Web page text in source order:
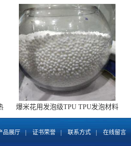
爆米花用发泡级TPU TPU发泡材料
运动鞋底TPU
品展厅 | 证书荣誉 | 联系方式 | 在线留言